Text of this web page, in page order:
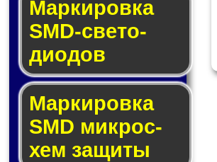
Маркировка
SMD-све­то­
дио­дов
Мар­ки­ров­ка
SMD мик­рос­
хем защиты